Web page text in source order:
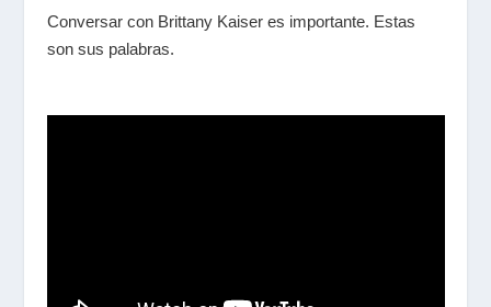
Conversar con Brittany Kaiser es importante. Estas
son sus palabras.